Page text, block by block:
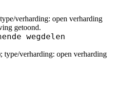
verharding: open verharding
getoond.
wegdelen
type/verharding: open verharding